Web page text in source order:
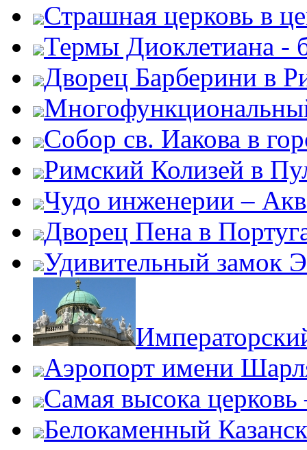
Страшная церковь в
Термы Диоклетиана -
Дворец Барберини в
Собор св. Иакова в
Римский Колизей в
Чудо инженерии –
Дворец Пена в
Удивительный замок
Аэропорт имени
Самая высока
Белокаменный